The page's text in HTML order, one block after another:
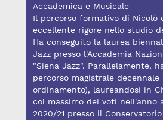
Accademica e Musicale
Il percorso formativo di Nicolò
eccellente rigore nello studio
Ha conseguito la laurea
Jazz presso l'Accademia
"Siena Jazz". Parallelamente,
percorso magistrale decennale
ordinamento), laureandosi in
col massimo dei voti nell'anno
2020/21 presso il